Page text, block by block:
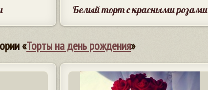
Белый торт с красными розами
«Торты на день рождения»